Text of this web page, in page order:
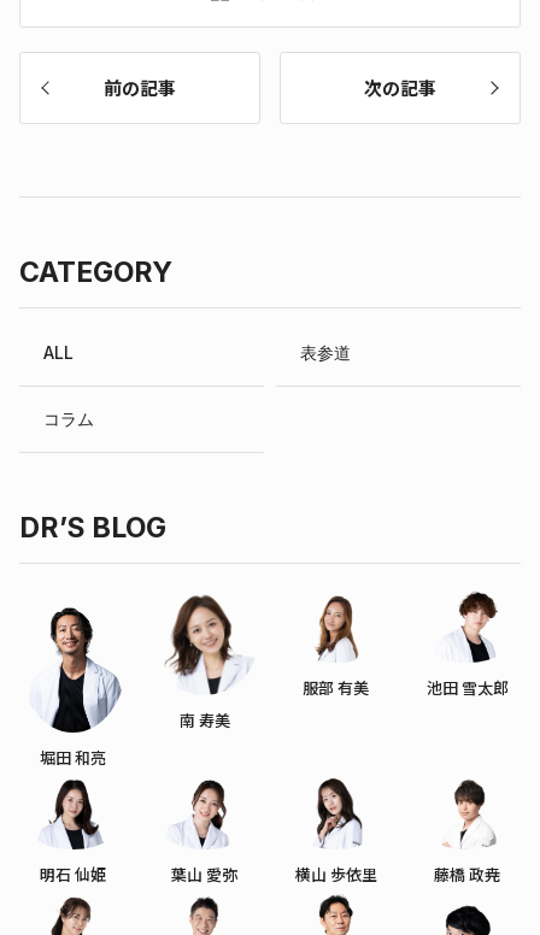
前の記事 次の記事
CATEGORY
ALL 表参道
コラム
DR’S BLOG
堀田 和亮
南 寿美
服部 有美 池田 雪太郎
明石 仙姫 葉山 愛弥 横山 歩依里 藤橋 政尭